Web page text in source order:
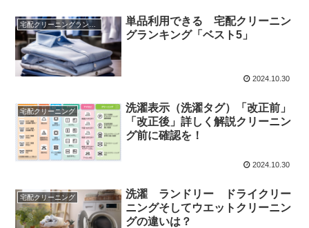
宅配クリーニングランキング
単品利用できる 宅配クリーニン
グランキング「ベスト5」
2024.10.30
宅配クリーニング
洗濯表示（洗濯タグ）「改正前」
「改正後」詳しく解説クリーニン
グ前に確認を！
2024.10.30
宅配クリーニング
洗濯 ランドリー ドライクリー
ニングそしてウエットクリーニン
グの違いは？